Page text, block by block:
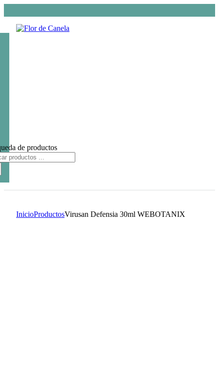
de productos
InicioProductosVirusan Defensia 30ml WEBOTANIX